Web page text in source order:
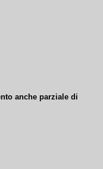
anche parziale di